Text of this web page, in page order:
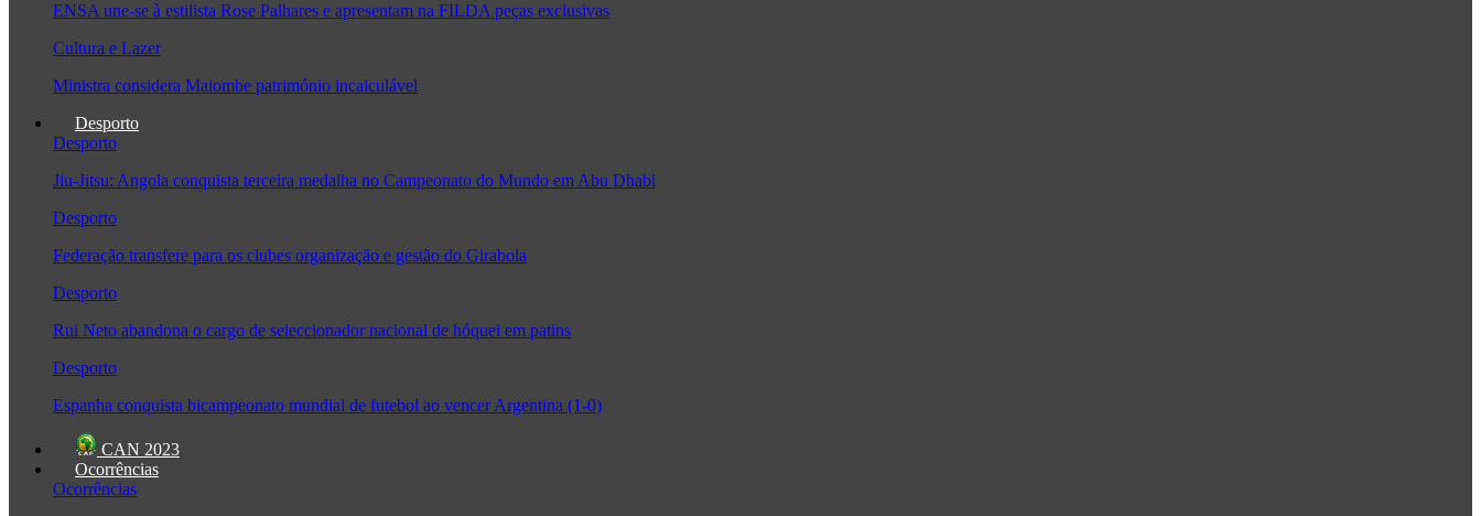
ENSA une-se à estilista Rose Palhares e apresentam na FILDA peças exclusivas
Cultura e Lazer
Ministra considera Maiombe património incalculável
Desporto
Desporto
Jiu-Jitsu: Angola conquista terceira medalha no Campeonato do Mundo em Abu Dhabi
Desporto
Federação transfere para os clubes organização e gestão do Girabola
Desporto
Rui Neto abandona o cargo de seleccionador nacional de hóquei em patins
Desporto
Espanha conquista bicampeonato mundial de futebol ao vencer Argentina (1-0)
CAN 2023
Ocorrências
Ocorrências